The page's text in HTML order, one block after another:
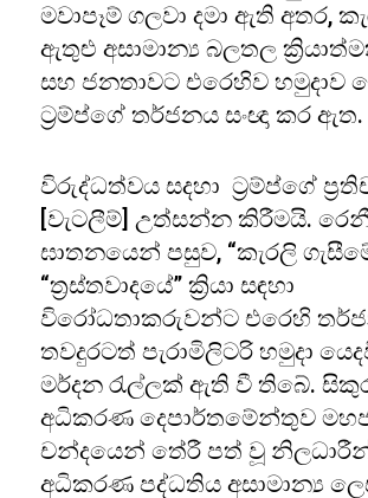
මවාපෑම් ගලවා දමා ඇති අතර,
ඇතුළු අසාමාන්‍ය බලතල
සහ ජනතාවට එරෙහිව හමුදාව
ට්‍රම්ප්ගේ තර්ජනය සංඥා කර ඇත.
විරුද්ධත්වය සදහා ට්‍රම්ප්ගේ
[වැටලීම්] උත්සන්න කිරීමයි.
ඝාතනයෙන් පසුව, “කැරලි
“ත්‍රස්තවාදයේ” ක්‍රියා සඳහා
විරෝධතාකරුවන්ට එරෙහි
තවදුරටත් පැරාමිලිටරි හමුදා
මර්දන රැල්ලක් ඇති වී තිබේ.
අධිකරණ දෙපාර්තමේන්තුව
චන්දයෙන් තේරී පත් වූ
අධිකරණ පද්ධතිය අසාමාන්‍ය